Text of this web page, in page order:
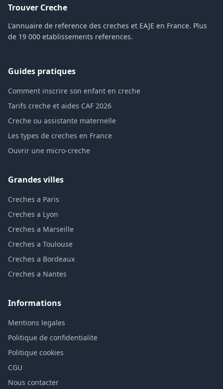
Trouver Creche
L'annuaire de reference des creches et EAJE en France. Plus
de 19 000 etablissements references.
Guides pratiques
Comment inscrire son enfant en creche
Tarifs creche et aides CAF 2026
Creche ou assistante maternelle
Les types de creches en France
Ouvrir une micro-creche
Grandes villes
Creches a Paris
Creches a Lyon
Creches a Marseille
Creches a Toulouse
Creches a Bordeaux
Creches a Nantes
Informations
Mentions legales
Politique de confidentialite
Politique cookies
CGU
Nous contacter